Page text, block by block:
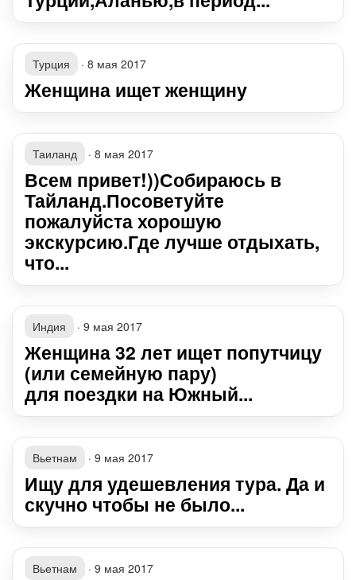
Турция · 8 мая 2017
Женщина ищет женщину
Таиланд · 8 мая 2017
Всем привет!))Собираюсь в
Тайланд.Посоветуйте
пожалуйста хорошую
экскурсию.Где лучше отдыхать,
что...
Индия · 9 мая 2017
Женщина 32 лет ищет попутчицу
(или семейную пару)
для поездки на Южный...
Вьетнам · 9 мая 2017
Ищу для удешевления тура. Да и
скучно чтобы не было...
Вьетнам · 9 мая 2017